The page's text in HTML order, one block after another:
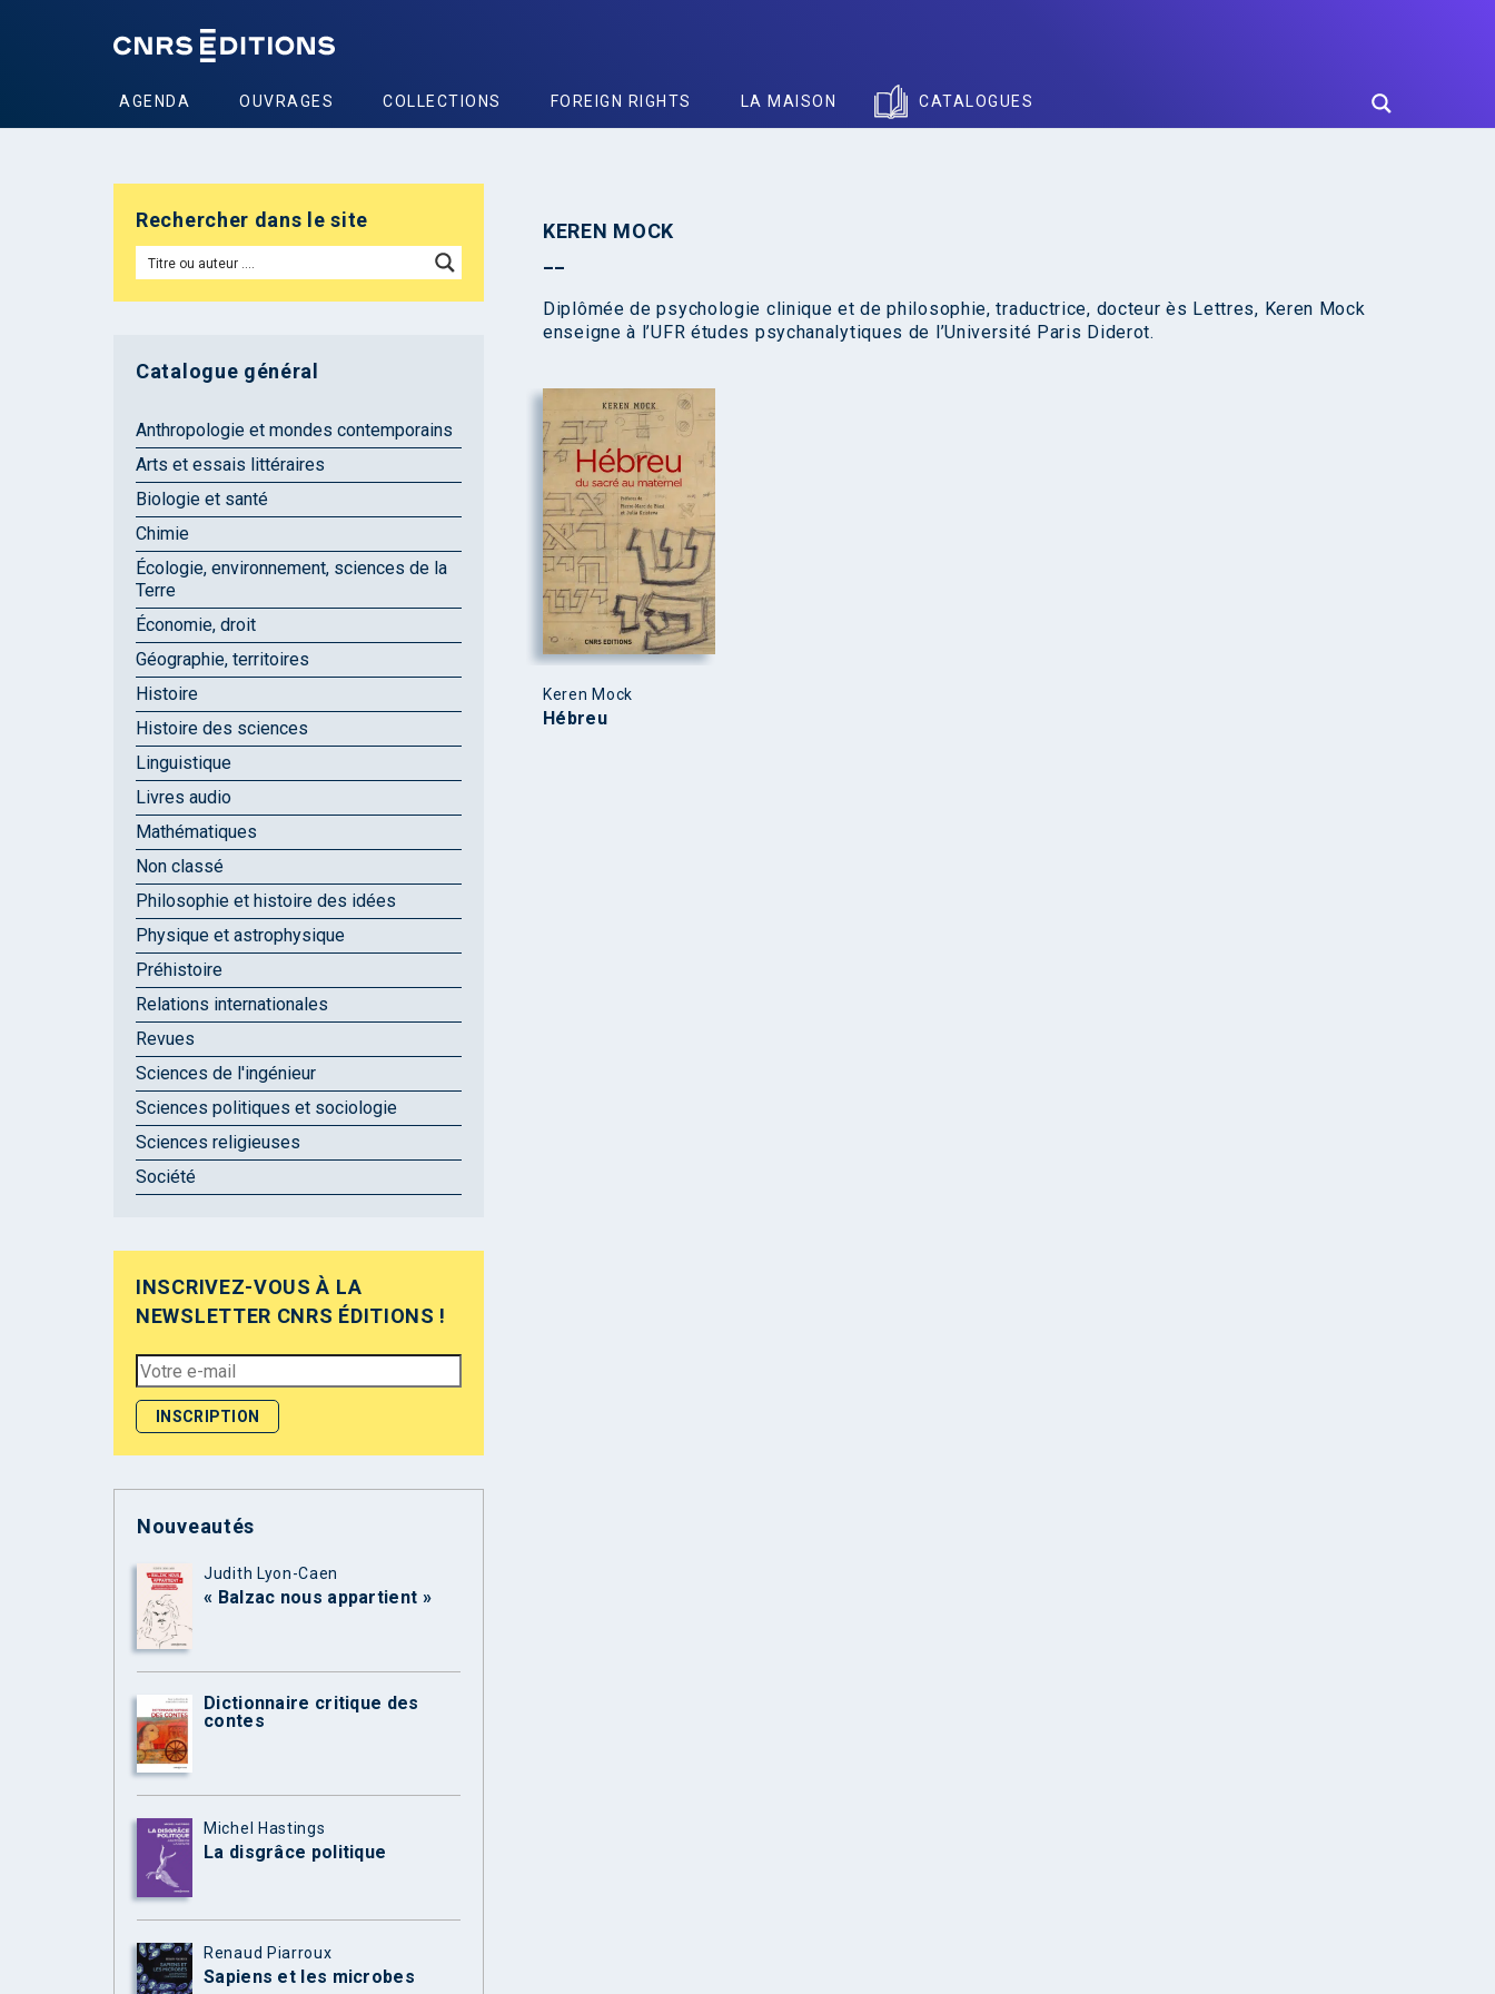
AGENDA OUVRAGES COLLECTIONS FOREIGN RIGHTS LA MAISON CATALOGUES
KEREN MOCK
Diplômée de psychologie clinique et de philosophie, traductrice, docteur ès Lettres, Keren Mock
enseigne à l’UFR études psychanalytiques de l’Université Paris Diderot.
Keren Mock
Hébreu
Rechercher dans le site
Catalogue général
Anthropologie et mondes contemporains
Arts et essais littéraires
Biologie et santé
Chimie
Écologie, environnement, sciences de la
Terre
Économie, droit
Géographie, territoires
Histoire
Histoire des sciences
Linguistique
Livres audio
Mathématiques
Non classé
Philosophie et histoire des idées
Physique et astrophysique
Préhistoire
Relations internationales
Revues
Sciences de l'ingénieur
Sciences politiques et sociologie
Sciences religieuses
Société
INSCRIVEZ-VOUS À LA
NEWSLETTER CNRS ÉDITIONS !
Nouveautés
Judith Lyon-Caen
« Balzac nous appartient »
Dictionnaire critique des
contes
Michel Hastings
La disgrâce politique
Renaud Piarroux
Sapiens et les microbes